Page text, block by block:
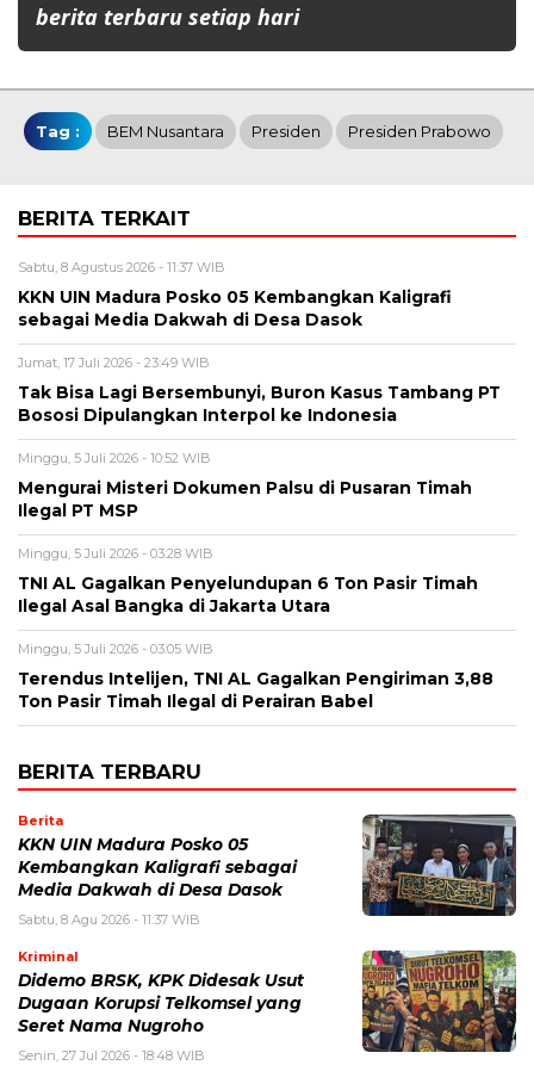
berita terbaru setiap hari
Tag : BEM Nusantara Presiden Presiden Prabowo
BERITA TERKAIT
Sabtu, 8 Agustus 2026 - 11:37 WIB
KKN UIN Madura Posko 05 Kembangkan Kaligrafi
sebagai Media Dakwah di Desa Dasok
Jumat, 17 Juli 2026 - 23:49 WIB
Tak Bisa Lagi Bersembunyi, Buron Kasus Tambang PT
Bososi Dipulangkan Interpol ke Indonesia
Minggu, 5 Juli 2026 - 10:52 WIB
Mengurai Misteri Dokumen Palsu di Pusaran Timah
Ilegal PT MSP
Minggu, 5 Juli 2026 - 03:28 WIB
TNI AL Gagalkan Penyelundupan 6 Ton Pasir Timah
Ilegal Asal Bangka di Jakarta Utara
Minggu, 5 Juli 2026 - 03:05 WIB
Terendus Intelijen, TNI AL Gagalkan Pengiriman 3,88
Ton Pasir Timah Ilegal di Perairan Babel
BERITA TERBARU
Berita
KKN UIN Madura Posko 05
Kembangkan Kaligrafi sebagai
Media Dakwah di Desa Dasok
Sabtu, 8 Agu 2026 - 11:37 WIB
Kriminal
Didemo BRSK, KPK Didesak Usut
Dugaan Korupsi Telkomsel yang
Seret Nama Nugroho
Senin, 27 Jul 2026 - 18:48 WIB